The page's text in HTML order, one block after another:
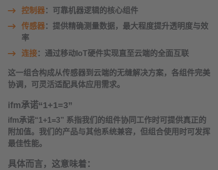
控制器： 可靠机器逻辑的核心组件
传感器： 提供精确测量数据，最大程度提升透明度与效
率
连接： 通过移动IoT硬件实现直至云端的全面互联
这一组合构成从传感器到云端的无缝解决方案，各组件完美
协调，可灵活适配具体应用需求。
ifm承诺“1+1=3”
ifm承诺“1+1=3” 系指我们的组件协同工作时可提供真正的
附加值。我们的产品与其他系统兼容，但组合使用时可发挥
最佳性能。
具体而言，这意味着：